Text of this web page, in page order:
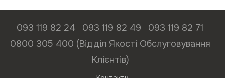
093 119 82 24 093 119 82 49
093 119 82 71
0800 305 400 (Відділ Якості Обслуговування
Клієнтів)